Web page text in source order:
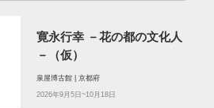
寛永行幸 －花の都の文化人
－（仮）
泉屋博古館 | 京都府
2026年9月5日~10月18日